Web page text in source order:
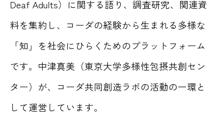
Deaf Adults）に関する語り、調査研究、関連資
料を集約し、コーダの経験から生まれる多様な
「知」を社会にひらくためのプラットフォーム
です。中津真美（東京大学多様性包摂共創セン
ター）が、コーダ共同創造ラボの活動の一環と
して運営しています。